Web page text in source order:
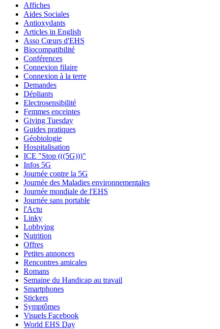
Affiches
Aides Sociales
Antioxydants
Articles in English
Asso Cœurs d'EHS
Biocompatibilité
Conférences
Connexion filaire
Connexion à la terre
Demandes
Dépliants
Electrosensibilité
Femmes enceintes
Giving Tuesday
Guides pratiques
Géobiologie
Hospitalisation
ICE "Stop (((5G)))"
Infos 5G
Journée contre la 5G
Journée des Maladies environnementales
Journée mondiale de l'EHS
Journée sans portable
l'Actu
Linky
Lobbying
Nutrition
Offres
Petites annonces
Rencontres amicales
Romans
Semaine du Handicap au travail
Smartphones
Stickers
Symptômes
Visuels Facebook
World EHS Day